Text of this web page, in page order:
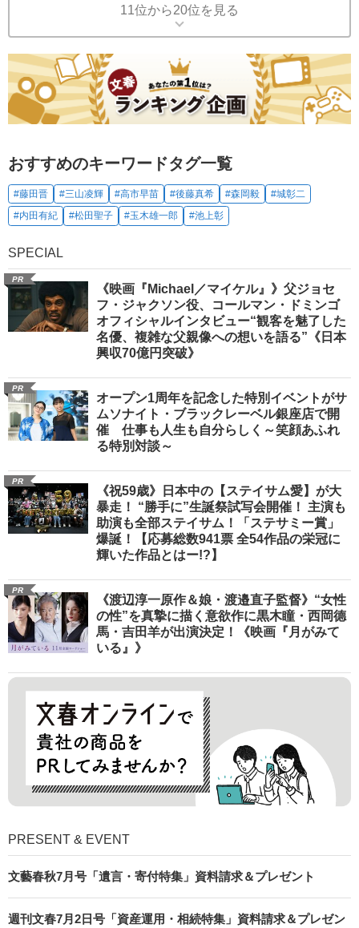
11位から20位を見る
おすすめのキーワードタグ一覧
#藤田晋 #三山凌輝 #高市早苗 #後藤真希 #森岡毅
#城彰二
#内田有紀
#松田聖子 #玉木雄一郎 #池上彰
SPECIAL
PR
《映画『Michael／マイケル』》父ジョセ
フ・ジャクソン役、コールマン・ドミンゴ
オフィシャルインタビュー“観客を魅了した
名優、複雑な父親像への想いを語る”《日本
興収70億円突破》
PR
オープン1周年を記念した特別イベントがサ
ムソナイト・ブラックレーベル銀座店で開
催 仕事も人生も自分らしく～笑顔あふれ
る特別対談～
PR
《祝59歳》日本中の【ステイサム愛】が大
暴走！ “勝手に”生誕祭試写会開催！ 主演も
助演も全部ステイサム！「ステサミー賞」
爆誕！【応募総数941票 全54作品の栄冠に
輝いた作品とはー!?】
PR
《渡辺淳一原作＆娘・渡邉直子監督》“女性
の性”を真摯に描く意欲作に黒木瞳・西岡德
馬・吉田羊が出演決定！《映画『月がみて
いる』》
PRESENT & EVENT
文藝春秋7月号「遺言・寄付特集」資料請求＆プレゼント
週刊文春7月2日号「資産運用・相続特集」資料請求＆プレゼン